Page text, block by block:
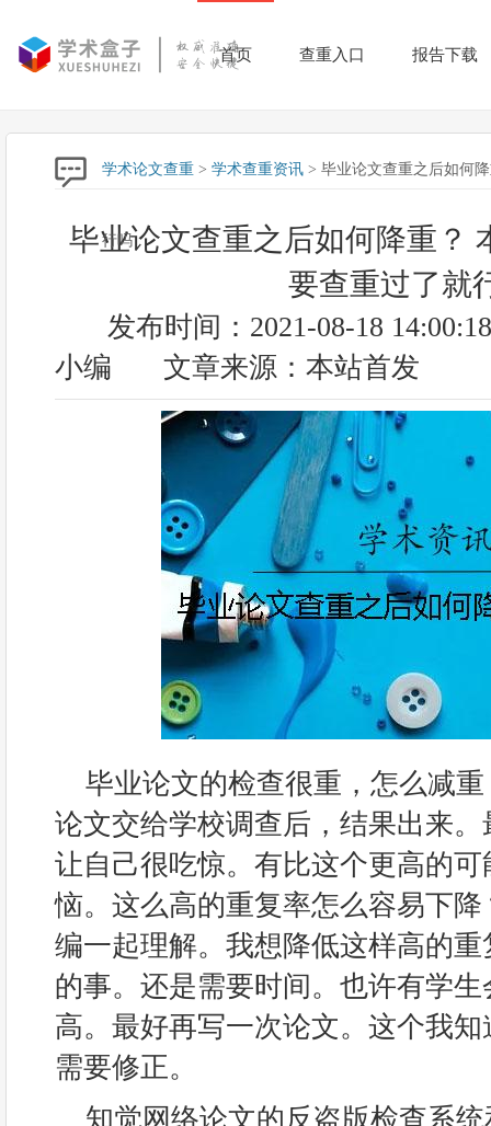
首页 查重入口 报告下载
学术论文查重 > 学术查重资讯 > 毕业论文查重之后如何
行吗
毕业论文查重之后如何降重？
要查重过了就
发布时间：2021-08-18 14:00:18
小编
文章来源：本站首发
毕业论文的检查很重，怎么减
论文交给学校调查后，结果出来
让自己很吃惊。有比这个更高的
恼。这么高的重复率怎么容易下
编一起理解。我想降低这样高的
的事。还是需要时间。也许有学
高。最好再写一次论文。这个我
需要修正。
知觉网络论文的反盗版检查系